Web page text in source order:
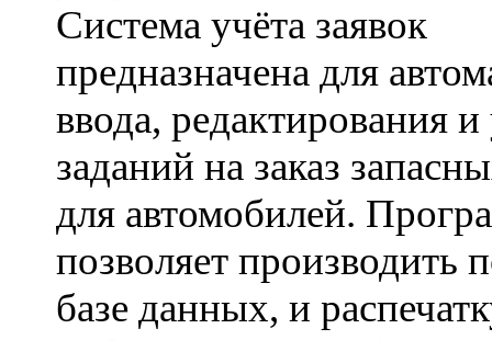
Система учёта заявок
предназначена для
ввода, редактирования и
заданий на заказ
для автомобилей.
позволяет производить
базе данных, и